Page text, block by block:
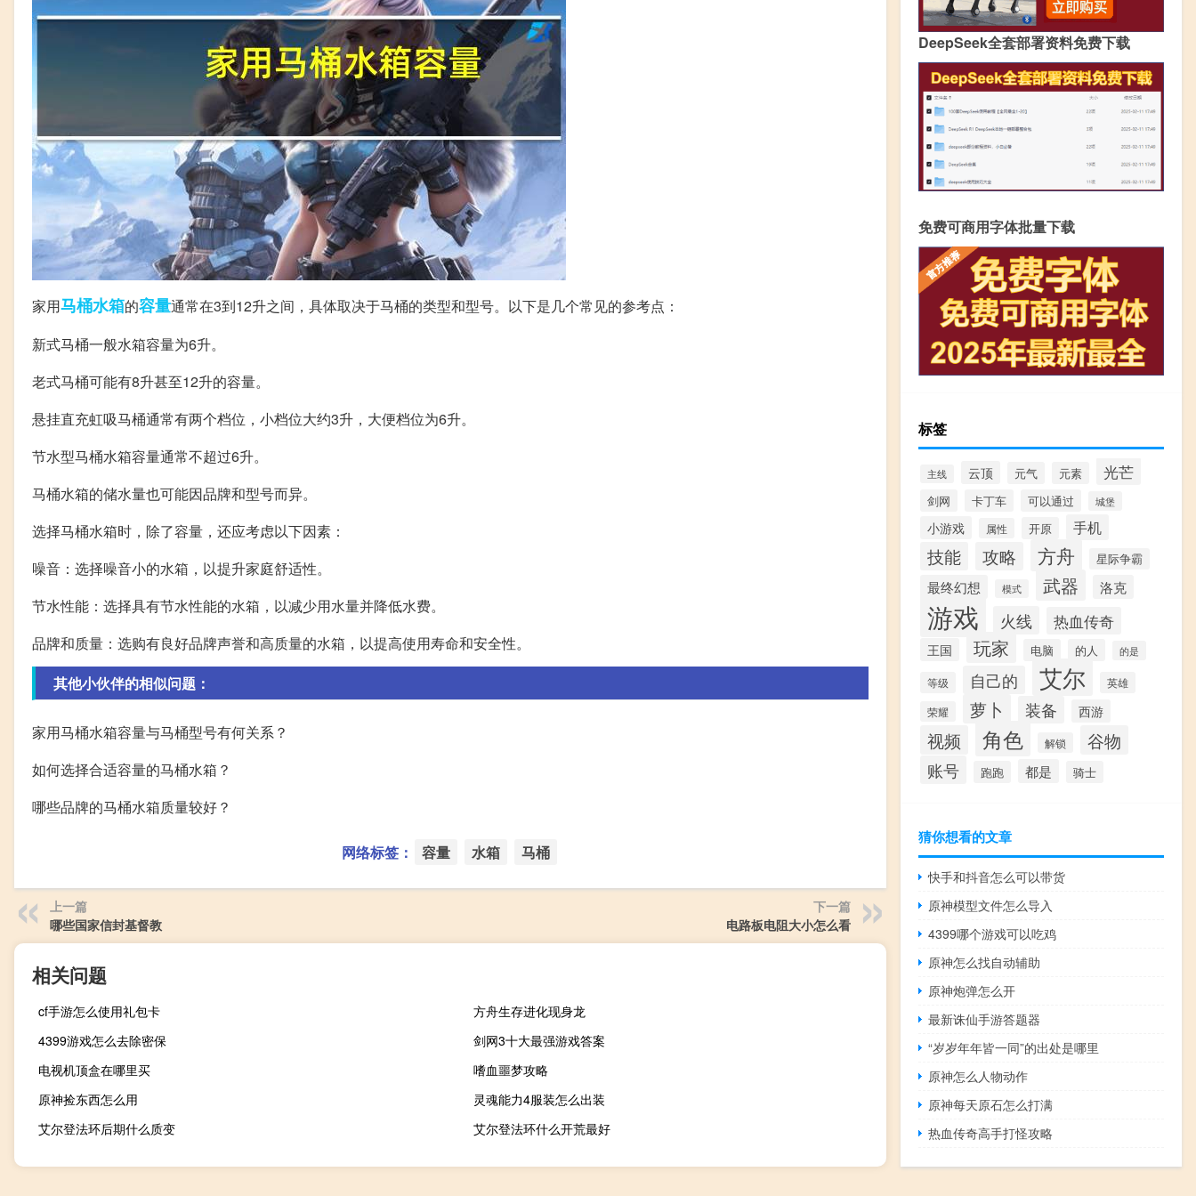
家用马桶水箱的容量通常在3到12升之间，具体取决于马桶的类型和型号。以下是几个常见的参考点：
新式马桶一般水箱容量为6升。
老式马桶可能有8升甚至12升的容量。
悬挂直充虹吸马桶通常有两个档位，小档位大约3升，大便档位为6升。
节水型马桶水箱容量通常不超过6升。
马桶水箱的储水量也可能因品牌和型号而异。
选择马桶水箱时，除了容量，还应考虑以下因素：
噪音：选择噪音小的水箱，以提升家庭舒适性。
节水性能：选择具有节水性能的水箱，以减少用水量并降低水费。
品牌和质量：选购有良好品牌声誉和高质量的水箱，以提高使用寿命和安全性。
其他小伙伴的相似问题：
家用马桶水箱容量与马桶型号有何关系？
如何选择合适容量的马桶水箱？
哪些品牌的马桶水箱质量较好？
网络标签： 容量 水箱 马桶
上一篇
哪些国家信封基督教
下一篇
电路板电阻大小怎么看
相关问题
cf手游怎么使用礼包卡
方舟生存进化现身龙
4399游戏怎么去除密保
剑网3十大最强游戏答案
电视机顶盒在哪里买
嗜血噩梦攻略
原神捡东西怎么用
灵魂能力4服装怎么出装
艾尔登法环后期什么质变
艾尔登法环什么开荒最好
DeepSeek全套部署资料免费下载
免费可商用字体批量下载
标签
主线 云顶 元气 元素 光芒
剑网 卡丁车 可以通过 城堡
小游戏 属性 开原 手机
技能 攻略 方舟 星际争霸
最终幻想 模式 武器 洛克
游戏 火线 热血传奇
王国 玩家 电脑 的人 的是
等级 自己的 艾尔 英雄
荣耀 萝卜 装备 西游
视频 角色 解锁 谷物
账号 跑跑 都是 骑士
猜你想看的文章
快手和抖音怎么可以带货
原神模型文件怎么导入
4399哪个游戏可以吃鸡
原神怎么找自动辅助
原神炮弹怎么开
最新诛仙手游答题器
“岁岁年年皆一同”的出处是哪里
原神怎么人物动作
原神每天原石怎么打满
热血传奇高手打怪攻略